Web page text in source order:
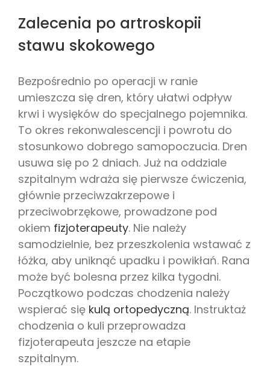
Zalecenia po artroskopii
stawu skokowego
Bezpośrednio po operacji w ranie
umieszcza się dren, który ułatwi odpływ
krwi i wysięków do specjalnego pojemnika.
To okres rekonwalescencji i powrotu do
stosunkowo dobrego samopoczucia. Dren
usuwa się po 2 dniach. Już na oddziale
szpitalnym wdraża się pierwsze ćwiczenia,
głównie przeciwzakrzepowe i
przeciwobrzękowe, prowadzone pod
okiem fizjoterapeuty. Nie należy
samodzielnie, bez przeszkolenia wstawać z
łóżka, aby uniknąć upadku i powikłań. Rana
może być bolesna przez kilka tygodni.
Początkowo podczas chodzenia należy
wspierać się kulą ortopedyczną. Instruktaż
chodzenia o kuli przeprowadza
fizjoterapeuta jeszcze na etapie
szpitalnym.